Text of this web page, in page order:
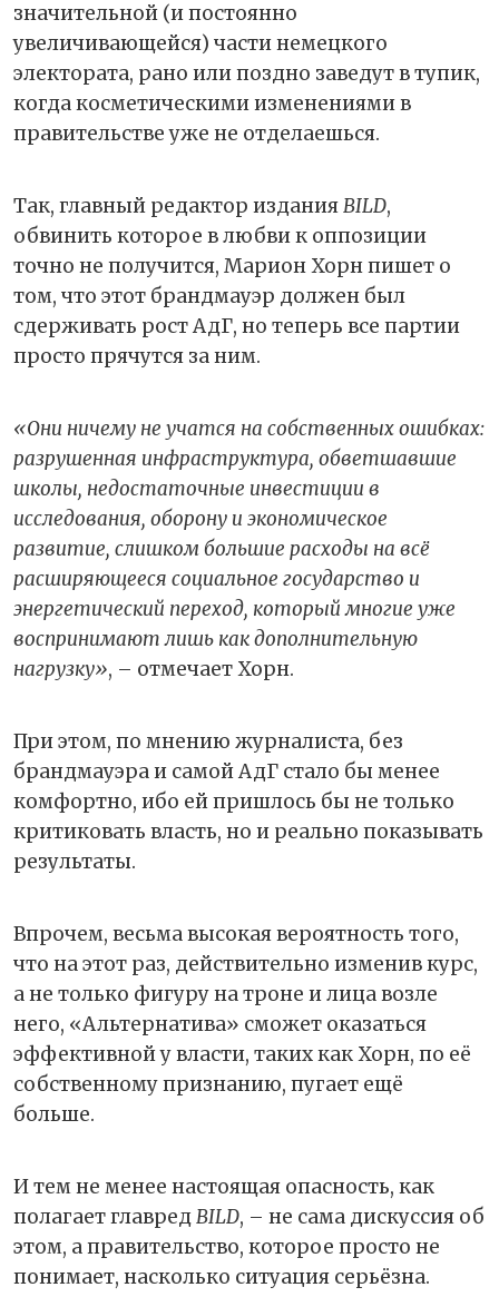
значительной (и постоянно
увеличивающейся) части немецкого
электората, рано или поздно заведут в тупик,
когда косметическими изменениями в
правительстве уже не отделаешься.
Так, главный редактор изданияBILD,
обвинить которое в любви к оппозиции
точно не получится, Марион Хорн пишет о
том, что этот брандмауэр должен был
сдерживать рост АдГ, но теперь все партии
просто прячутся за ним.
«Они ничему не учатся на собственных ошибках:
разрушенная инфраструктура, обветшавшие
школы, недостаточные инвестиции в
исследования, оборону и экономическое
развитие, слишком большие расходы на всё
расширяющееся социальное государство и
энергетический переход, который многие уже
воспринимают лишь как дополнительную
нагрузку», – отмечает Хорн.
При этом, по мнению журналиста, без
брандмауэра и самой АдГ стало бы менее
комфортно, ибо ей пришлось бы не только
критиковать власть, но и реально показывать
результаты.
Впрочем, весьма высокая вероятность того,
что на этот раз, действительно изменив курс,
а не только фигуру на троне и лица возле
него, «Альтернатива» сможет оказаться
эффективной у власти, таких как Хорн, по её
собственному признанию, пугает ещё
больше.
И тем не менее настоящая опасность, как
полагает главредBILD, – не сама дискуссия об
этом, а правительство, которое просто не
понимает, насколько ситуация серьёзна.